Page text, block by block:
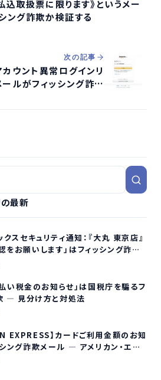
込取扱票に限ります》というメー
ング詐欺か検証する
次の記事
ウント異常ログインリ
ルがフィッシング詐欺
の最新
クスセキュリティ通知：『大丸 東京店』
をお願いします」はフィッシング詐欺
い税金のお知らせ」は国税庁を騙るフ
― 見分け方と対処法
EXPRESS】カードご利用金額のお知
シング詐欺メール ― アメリカン・エキ
偽メールの見分け方